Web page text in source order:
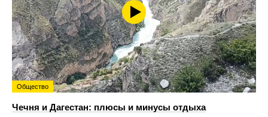
Общество
Чечня и Дагестан: плюсы и минусы отдыха